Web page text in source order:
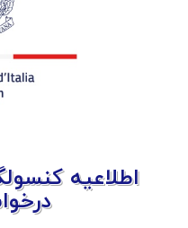
اطلاعیه